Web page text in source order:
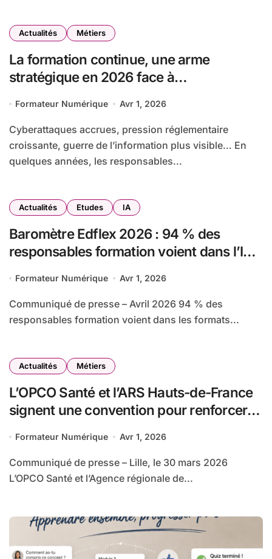
Actualités Métiers
La formation continue, une arme
stratégique en 2026 face à
Formateur Numérique Avr 1, 2026
Cyberattaques accrues, pression réglementaire
croissante, guerre de l’information plus visible… En
quelques années, les responsables...
Actualités Etudes IA
Baromètre Edflex 2026 : 94 % des
responsables formation voient dans l’IA
Formateur Numérique Avr 1, 2026
Communiqué de presse – Avril 2026 94 % des
responsables formation voient dans les formats...
Actualités Métiers
L’OPCO Santé et l’ARS Hauts-de-France
signent une convention pour renforcer
l’accompagnement dans la région
Formateur Numérique Avr 1, 2026
Communiqué de presse – Lille, le 30 mars 2026
L’OPCO Santé et l’Agence régionale de...